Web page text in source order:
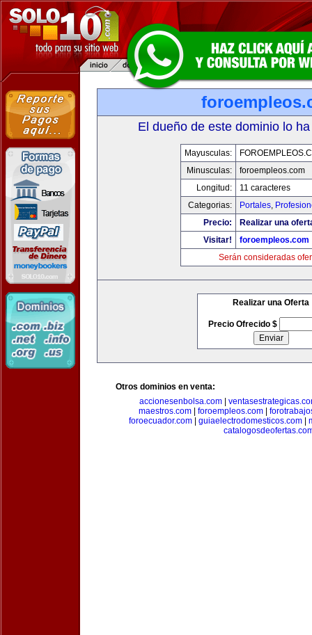
El dueño de este dominio lo
Mayusculas:
Minusculas:
foroempleos.com
Longitud:
11 caracteres
Categorias:
Portales,
Precio:
Realizar una
Visitar!
foroempleos.com
Serán consideradas
Realizar una Oferta
Precio Ofrecido $
Otros dominios en venta:
accionesenbolsa.com|
maestros.com| foroempleos.com|
foroecuador.com| guiaelectrodomesticos.com|